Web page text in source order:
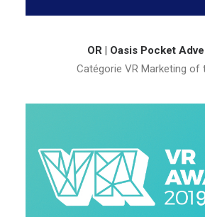
OR | Oasis Pocket
Catégorie VR Marketing of